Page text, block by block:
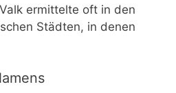
ermittelte oft in den
Städten, in denen